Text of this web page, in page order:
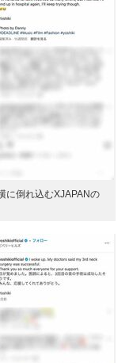
に倒れ込むXJAPANの